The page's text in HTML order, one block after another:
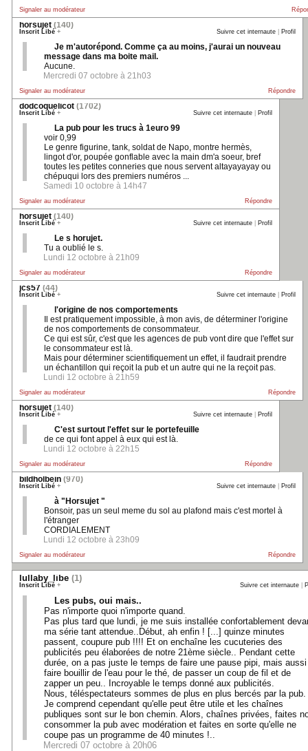
Signaler au modérateur
horsujet (140)
Inscrit Libé + Suivre cet internaute Profil
Je m'autorépond. Comme ça au moins, j'aurai un nouveau
message dans ma boite mail.
Aucune.
Mercredi 07 octobre à 21h03
Signaler au modérateur Répondre
dodcoquelicot (1702)
Inscrit Libé + Suivre cet internaute Profil
La pub pour les trucs à 1euro 99
voir 0,99
Le genre figurine, tank, soldat de Napo, montre hermès,
lingot d'or, poupée gonflable avec la main dm'a soeur, bref
toutes les petites conneries que nous servent altayayayay ou
chépuqui lors des premiers numéros ...
Samedi 10 octobre à 14h47
Signaler au modérateur Répondre
horsujet (140)
Inscrit Libé + Suivre cet internaute Profil
Le s horujet.
Tu a oublié le s.
Lundi 12 octobre à 21h09
Signaler au modérateur Répondre
jcs57 (44)
Inscrit Libé + Suivre cet internaute Profil
l'origine de nos comportements
Il est pratiquement impossible, à mon avis, de déterminer l'origine
de nos comportements de consommateur.
Ce qui est sûr, c'est que les agences de pub vont dire que l'effet sur
le consommateur est là.
Mais pour déterminer scientifiquement un effet, il faudrait prendre
un échantillon qui reçoit la pub et un autre qui ne la reçoit pas.
Lundi 12 octobre à 21h59
Signaler au modérateur Répondre
horsujet (140)
Inscrit Libé + Suivre cet internaute Profil
C'est surtout l'effet sur le portefeuille
de ce qui font appel à eux qui est là.
Lundi 12 octobre à 22h15
Signaler au modérateur Répondre
bildholbein (970)
Inscrit Libé + Suivre cet internaute Profil
à "Horsujet "
Bonsoir, pas un seul meme du sol au plafond mais c'est mortel à
l'étranger
CORDIALEMENT
Lundi 12 octobre à 23h09
Signaler au modérateur Répondre
lullaby_libe (1)
Inscrit Libé + Suivre cet internaute
Les pubs, oui mais..
Pas n'importe quoi n'importe quand.
Pas plus tard que lundi, je me suis installée confortablement
ma série tant attendue..Début, ah enfin ! [...] quinze minutes
passent, coupure pub !!!! Et on enchaîne les cucuteries des
publicités peu élaborées de notre 21ème siècle.. Pendant cette
durée, on a pas juste le temps de faire une pause pipi, mais
faire bouillir de l'eau pour le thé, de passer un coup de fil et de
zapper un peu.. Incroyable le temps donné aux publicités.
Nous, téléspectateurs sommes de plus en plus bercés par la pub.
Je comprend cependant qu'elle peut être utile et les chaînes
publiques sont sur le bon chemin. Alors, chaînes privées, faites
consommer la pub avec modération et faites en sorte qu'elle ne
coupe pas un programme de 40 minutes !..
Mercredi 07 octobre à 20h06